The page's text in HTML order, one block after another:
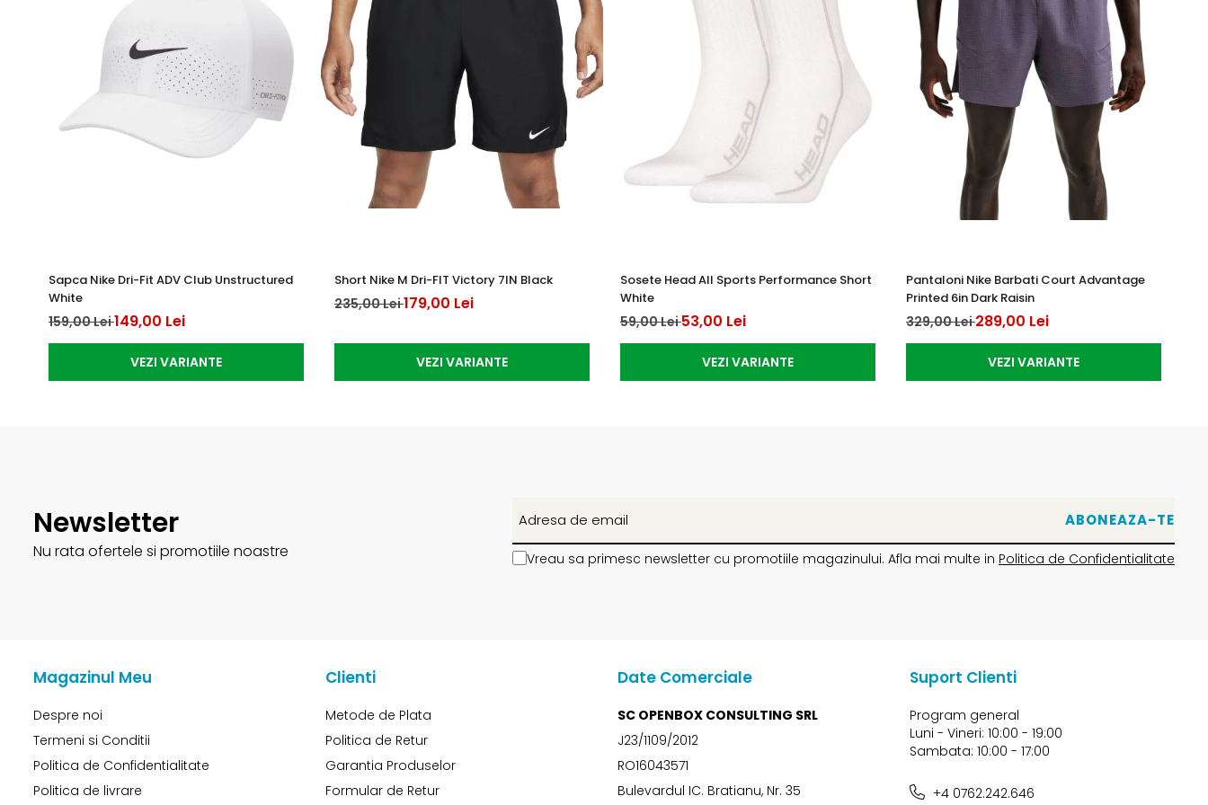
Sapca Nike Dri-Fit ADV Club Unstructured
White
159,00 Lei149,00 Lei
VEZI VARIANTE
Short Nike M Dri-FIT Victory 7IN Black
235,00 Lei179,00 Lei
VEZI VARIANTE
Sosete Head All Sports Performance Short
White
59,00 Lei53,00 Lei
VEZI VARIANTE
Pantaloni Nike Barbati Court Advantage
Printed 6in Dark Raisin
329,00 Lei289,00 Lei
VEZI VARIANTE
Newsletter
Nu rata ofertele si promotiile noastre Vreau sa primesc newsletter cu promotiile magazinului. Afla mai multe in Politica de Confidentialitate
Magazinul Meu
Despre noi
Termeni si Conditii
Politica de Confidentialitate
Politica de livrare
Clienti
Metode de Plata
Politica de Retur
Garantia Produselor
Formular de Retur
Date Comerciale
SC OPENBOX CONSULTING SRL
J23/1109/2012
RO16043571
Bulevardul IC. Bratianu, Nr. 35
Suport Clienti
Program general
Luni - Vineri: 10:00 - 19:00
Sambata: 10:00 - 17:00
+4 0762.242.646